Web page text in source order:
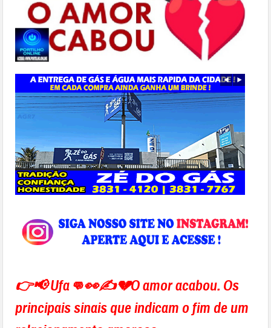
👉📢Ufa 👊👀✍💔O amor acabou. Os
principais sinais que indicam o fim de um